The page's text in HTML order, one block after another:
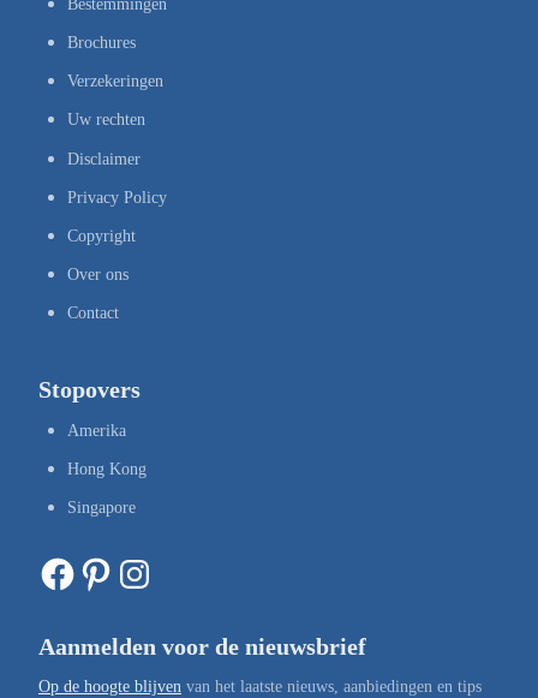
Bestemmingen
Brochures
Verzekeringen
Uw rechten
Disclaimer
Privacy Policy
Copyright
Over ons
Contact
Stopovers
Amerika
Hong Kong
Singapore
Facebook Pinterest Instagram
Aanmelden voor de nieuwsbrief
Op de hoogte blijven van het laatste nieuws, aanbiedingen en tips